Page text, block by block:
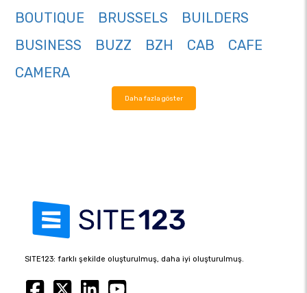
BOUTIQUE
BRUSSELS
BUILDERS
BUSINESS
BUZZ BZH CAB
CAFE
CAMERA
Daha fazla göster
SITE123: farklı şekilde oluşturulmuş, daha iyi oluşturulmuş.